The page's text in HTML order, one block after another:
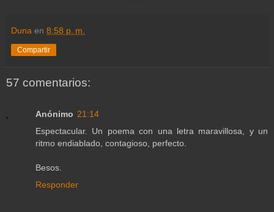
Duna en 8:58 p. m.
Compartir
57 comentarios:
Anónimo 21:14
Espectacular. Un poema con una letra maravillosa, y un
ritmo endiablado, contagioso, perfecto.
Besos.
Responder